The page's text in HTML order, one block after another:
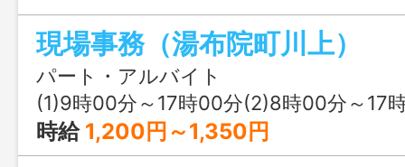
帰となります。 ＊業務変更の可能性
現場事務（湯布院町川上）
パート・アルバイト
(1)9時00分～17時00分(2)8時00分～17
時給 1,200円～1,350円